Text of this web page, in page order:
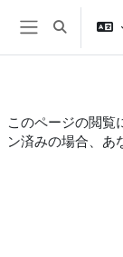
メインコンテンツ
サイドパネル
検索入力
このページの閲覧
ン済みの場合、あ